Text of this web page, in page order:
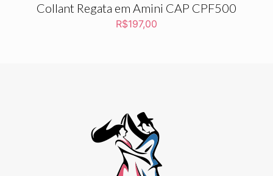
Collant Regata em Amini CAP CPF500
R$197,00